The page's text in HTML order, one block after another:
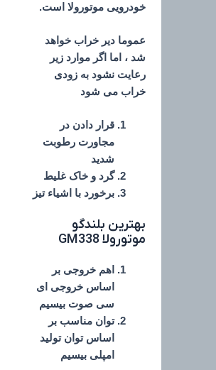
خودرویی موتورولا است.
عموما دیر خراب خواهد
شد ، اما اگر موارد زیر
رعایت نشود به زودی
خراب می شود
قرار دادن در
مجاورت رطوبت
شدید
گرد و خاک غلیط
برخورد با اشیاء تیز
بهترین بلندگو
موتورولا GM338
اهم خروجی بر
اساس خروجی ای
سی صوت بیسیم
توان مناسب بر
اساس توان تولید
امپلی بیسیم